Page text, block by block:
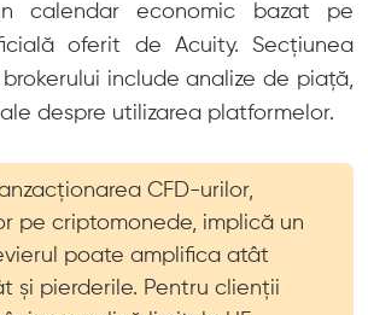
calendar economic bazat pe
oferit de Acuity. Secțiunea
include analize de piață,
despre utilizarea platformelor.
CFD-urilor,
pe criptomonede, implică un
poate amplifica atât
și pierderile. Pentru clienții